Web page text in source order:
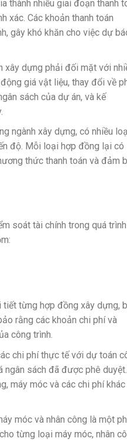
thành nhiều giai đoạn thanh
xác. Các khoản thanh toán
gây khó khăn cho việc dự
xây dựng phải đối mặt với
giá vật liệu, thay đổi về
sách của dự án, và kế
ngành xây dựng, có nhiều
độ. Mỗi loại hợp đồng lại có
thức thanh toán và đảm
soát tài chính trong quá trình
từng hợp đồng xây dựng,
rằng các khoản chi phí và
công trình.
chi phí thực tế với dự toán
sách đã được phê
máy móc và các chi phí
móc và nhân công là một
từng loại máy móc, nhân